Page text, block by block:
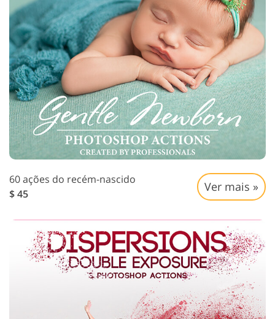
60 ações do recém-nascido
$ 45
Ver mais »